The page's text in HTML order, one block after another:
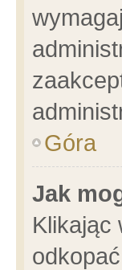
Góra
Jak
Klikając